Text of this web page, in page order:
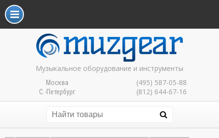
Музыкальное оборудование и инструменты
Москва (495) 587-05-88
С.-Петербург (812) 644-67-16